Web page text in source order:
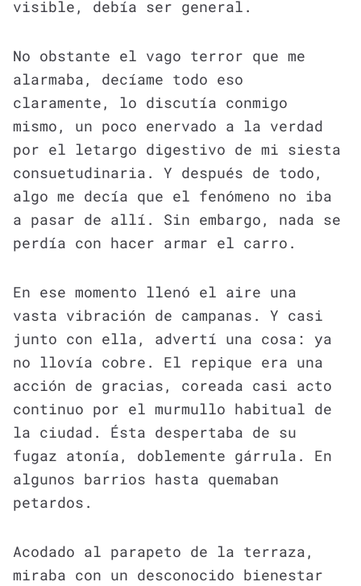
visible, debía ser general.
No obstante el vago terror que me
alarmaba, decíame todo eso
claramente, lo discutía conmigo
mismo, un poco enervado a la verdad
por el letargo digestivo de mi siesta
consuetudinaria. Y después de todo,
algo me decía que el fenómeno no iba
a pasar de allí. Sin embargo, nada se
perdía con hacer armar el carro.
En ese momento llenó el aire una
vasta vibración de campanas. Y casi
junto con ella, advertí una cosa: ya
no llovía cobre. El repique era una
acción de gracias, coreada casi acto
continuo por el murmullo habitual de
la ciudad. Ésta despertaba de su
fugaz atonía, doblemente gárrula. En
algunos barrios hasta quemaban
petardos.
Acodado al parapeto de la terraza,
miraba con un desconocido bienestar